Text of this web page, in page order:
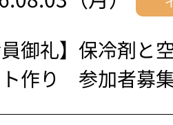
員御礼】保冷剤と
作り 参加者募